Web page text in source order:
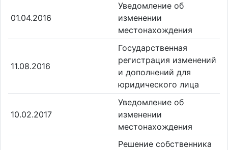
01.04.2016
Уведомление об
изменении
местонахождения
11.08.2016
Государственная
регистрация изменений
и дополнений для
юридического лица
10.02.2017
Уведомление об
изменении
местонахождения
Решение собственника